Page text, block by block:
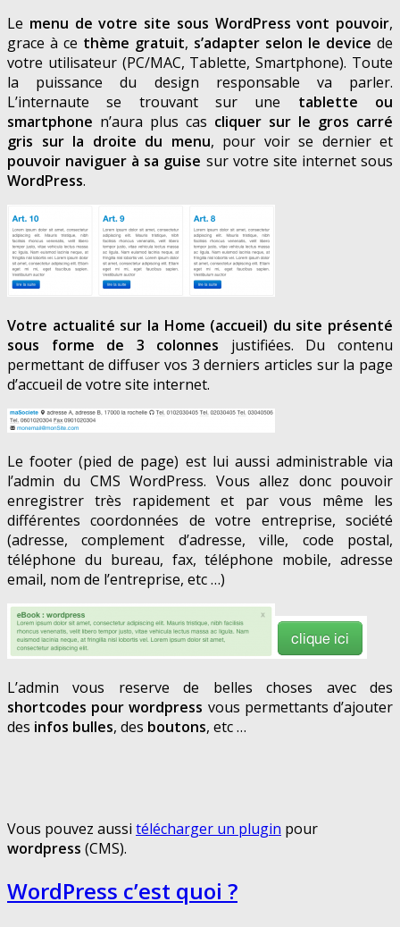
Le menu de votre site sous WordPress vont pouvoir,
grace à ce thème gratuit, s’adapter selon le device de
votre utilisateur (PC/MAC, Tablette, Smartphone). Toute
la puissance du design responsable va parler.
L’internaute se trouvant sur une tablette ou
smartphone n’aura plus cas cliquer sur le gros carré
gris sur la droite du menu, pour voir se dernier et
pouvoir naviguer à sa guise sur votre site internet sous
WordPress.
Votre actualité sur la Home (accueil) du site présenté
sous forme de 3 colonnes justifiées. Du contenu
permettant de diffuser vos 3 derniers articles sur la page
d’accueil de votre site internet.
Le footer (pied de page) est lui aussi administrable via
l’admin du CMS WordPress. Vous allez donc pouvoir
enregistrer très rapidement et par vous même les
différentes coordonnées de votre entreprise, société
(adresse, complement d’adresse, ville, code postal,
téléphone du bureau, fax, téléphone mobile, adresse
email, nom de l’entreprise, etc …)
L’admin vous reserve de belles choses avec des
shortcodes pour wordpress vous permettants d’ajouter
des infos bulles, des boutons, etc …
Vous pouvez aussi télécharger un plugin pour
wordpress (CMS).
WordPress c’est quoi ?